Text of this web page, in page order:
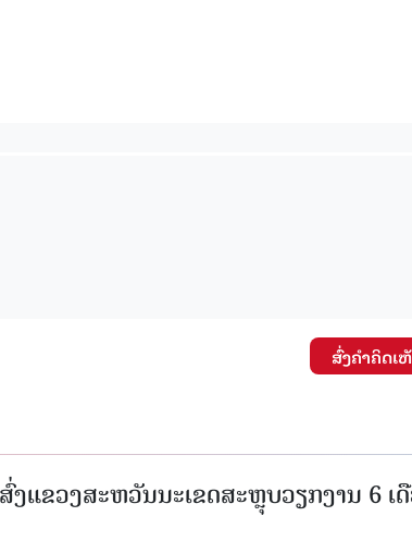
ສົ່ງຄໍາຄິດເ
ແຂວງສະຫວັນນະເຂດສະຫຼຸບວຽກງານ 6 ເ